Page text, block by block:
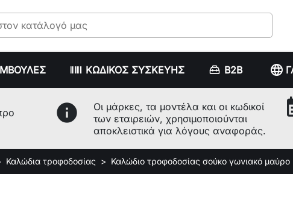
ΚΩΔΙΚΟΣ ΣΥΣΚΕΥΗΣ B2B language
info
Οι μάρκες, τα μοντέλα και οι κωδικοί
των εταιρειών, χρησιμοποιούνται
αποκλειστικά για λόγους αναφοράς.
Καλώδια τροφοδοσίας Καλώδιο τροφοδοσίας σούκο γωνιακό